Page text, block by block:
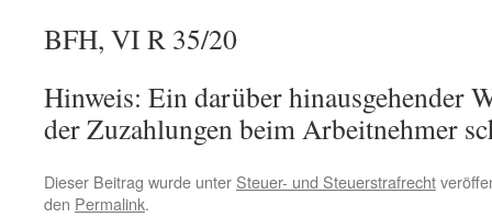
BFH, VI R 35/20
Hinweis: Ein darüber hinausgehender
der Zuzahlungen beim Arbeitnehmer
Dieser Beitrag wurde unter Steuer- und Steuerstrafrecht
den Permalink.